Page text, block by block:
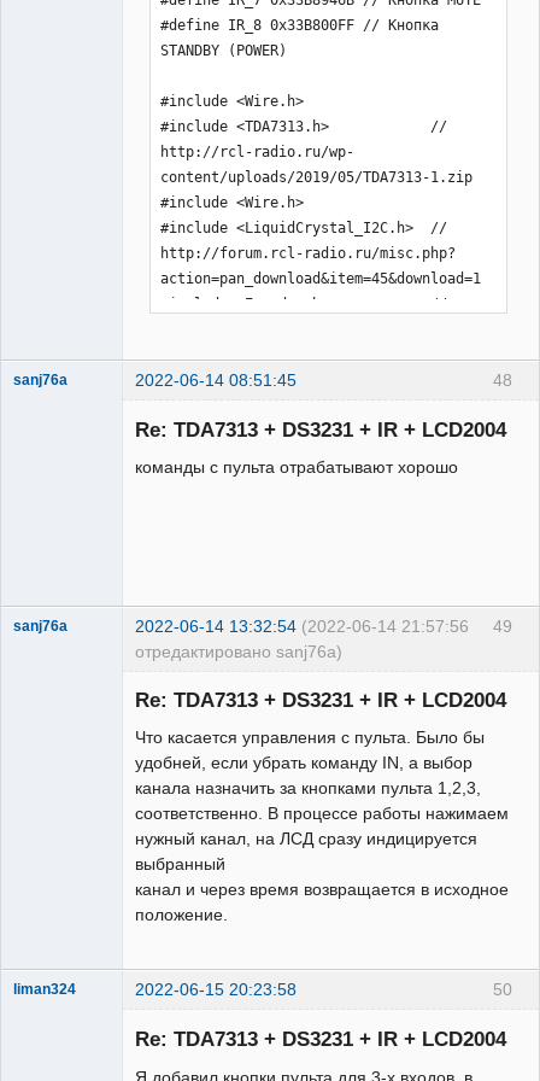
48
sanj76a 2022-06-14 08:51:45
Re: TDA7313 + DS3231 + IR + LCD2004
команды с пульта отрабатывают хорошо
49
sanj76a 2022-06-14 13:32:54 (2022-06-14 21:57:56
отредактировано sanj76a)
Re: TDA7313 + DS3231 + IR + LCD2004
Что касается управления с пульта. Было бы
удобней, если убрать команду IN, а выбор
канала назначить за кнопками пульта 1,2,3,
соответственно. В процессе работы нажимаем
нужный канал, на ЛСД сразу индицируется
выбранный
канал и через время возвращается в исходное
положение.
50
liman324 2022-06-15 20:23:58
Re: TDA7313 + DS3231 + IR + LCD2004
Я добавил кнопки пульта для 3-х входов, в